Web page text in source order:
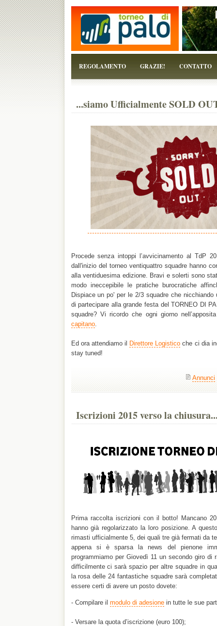
REGOLAMENTO GRAZIE! CONTATTO
...siamo Ufficialmente SOLD
Procede senza intoppi l’avvicinamento al TdP
dall'inizio del torneo ventiquattro squadre hanno
alla ventiduesima edizione. Bravi e solerti sono
modo ineccepibile le pratiche burocratiche
Dispiace un po' per le 2/3 squadre che nicchiando
di partecipare alla grande festa del TORNEO DI
squadre? Vi ricordo che ogni giorno
capitano.
Ed ora attendiamo il Direttore Logistico che ci dia
stay tuned!
Annunci
Iscrizioni 2015 verso la
Prima raccolta iscrizioni con il botto! Mancano
hanno già regolarizzato la loro posizione. A
rimasti ufficialmente 5, dei quali tre già fermati da
appena si è sparsa la news del pienone
programmiamo per Giovedì 11 un secondo giro di
difficilmente ci sarà spazio per altre squadre in
la rosa delle 24 fantastiche squadre sarà
essere certi di avere un posto dovete:
- Compilare il modulo di adesionein tutte le sue
- Versare la quota d’iscrizione (euro 100);